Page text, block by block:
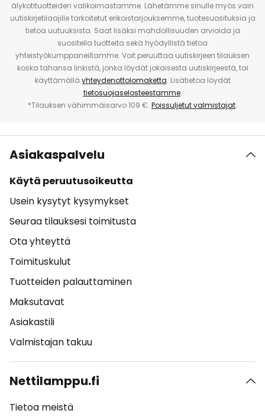
älykotituotteiden valikoimastamme. Lähetämme sinulle myös vain
uutiskirjetilaajille tarkoitetut erikoistarjouksemme, tuotesuosituksia ja
tietoa uutuuksista. Saat lisäksi mahdollisuuden arvioida ja
suositella tuotteita sekä hyödyllistä tietoa
yhteistyökumppaneiltamme. Voit peruuttaa uutiskirjeen tilauksen
koska tahansa linkistä, jonka löydät jokaisesta uutiskirjeestä, tai
käyttämällä yhteydenottolomaketta. Lisätietoa löydät
tietosuojaselosteestamme.
*Tilauksen vähimmäisarvo 109 €. Poissuljetut valmistajat.
Asiakaspalvelu
Käytä peruutusoikeutta
Usein kysytyt kysymykset
Seuraa tilauksesi toimitusta
Ota yhteyttä
Toimituskulut
Tuotteiden palauttaminen
Maksutavat
Asiakastili
Valmistajan takuu
Nettilamppu.fi
Tietoa meistä